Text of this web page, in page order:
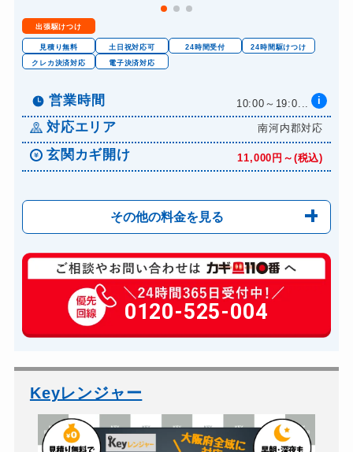
ロッカーカギ開け 8,800円～(税込)
ドアノブカギ開け
ドアノブカギ作成 8,800円～(税込)
ドアノブカギ交換 11,000円～(税込)
出張駆けつけ
見積り無料 土日祝対応可 24時間受付
24時間駆けつけ
クレカ決済対応
電子決済対応
営業時間 10:00～19:0... i
対応エリア 南河内郡対応
玄関カギ開け 11,000円～(税込)
その他の料金を見る
玄関カギ修理 6,600円～(税込)
玄関カギ作成 14,300円～(税込)
玄関カギ交換 14,300円～(税込)
バイクカギ開け
バイクカギ作成 16,500円～(税込)
金庫カギ開け 14,300円～(税込)
0120-525-004
Keyレンジャー